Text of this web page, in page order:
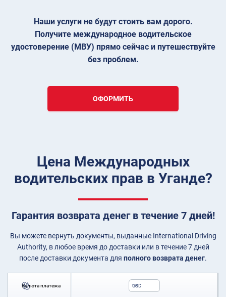
Наши услуги не будут стоить вам дорого.
Получите международное водительское
удостоверение (МВУ) прямо сейчас и путешествуйте
без проблем.
ОФОРМИТЬ
Цена Международных
водительских прав в Уганде?
Гарантия возврата денег в течение 7 дней!
Вы можете вернуть документы, выданные International Driving
Authority, в любое время до доставки или в течение 7 дней
после доставки документа для полного возврата денег.
Валюта платежа USD